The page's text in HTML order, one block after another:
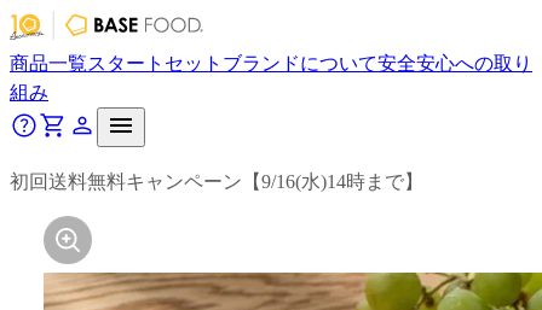
商品一覧スタートセット ブランドについて安全安心への取り
組み
初回送料無料キャンペーン【9/16(水)14時まで】